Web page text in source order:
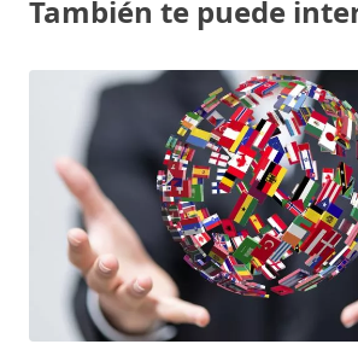
También te puede